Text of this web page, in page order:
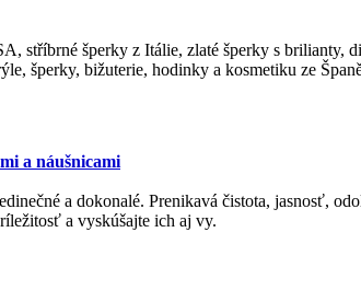
stříbrné šperky z Itálie, zlaté šperky s brilianty,
šperky, bižuterie, hodinky a kosmetiku ze
a náušnicami
a dokonalé. Prenikavá čistota, jasnosť,
a vyskúšajte ich aj vy.